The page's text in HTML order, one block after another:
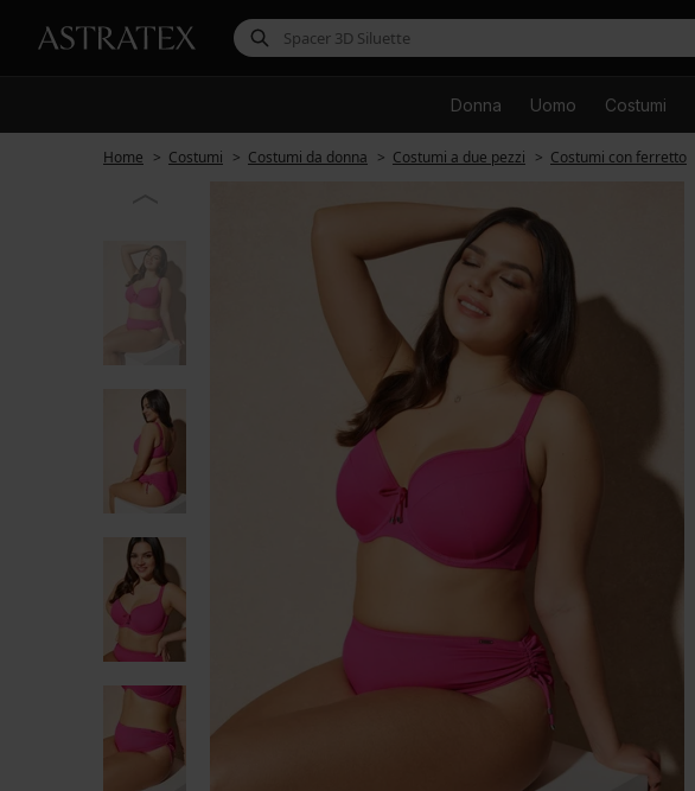
Donna Uomo Costumi
Home Costumi Costumi da donna Costumi a due pezzi Costumi con ferretto